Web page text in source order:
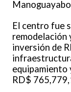
El centro fue
remodelación
inversión de
equipamiento
RD$